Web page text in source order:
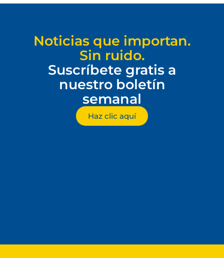
Noticias que importan.
Sin ruido.
Suscríbete gratis a
nuestro boletín
semanal
Haz clic aquí